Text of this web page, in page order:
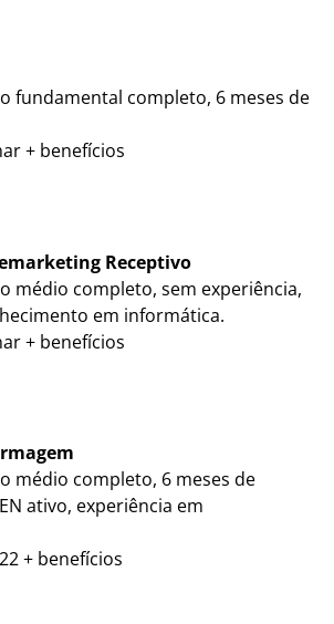
fundamental completo, 6 meses de
+ benefícios
Receptivo
médio completo, sem experiência,
em informática.
+ benefícios
médio completo, 6 meses de
ativo, experiência em
+ benefícios